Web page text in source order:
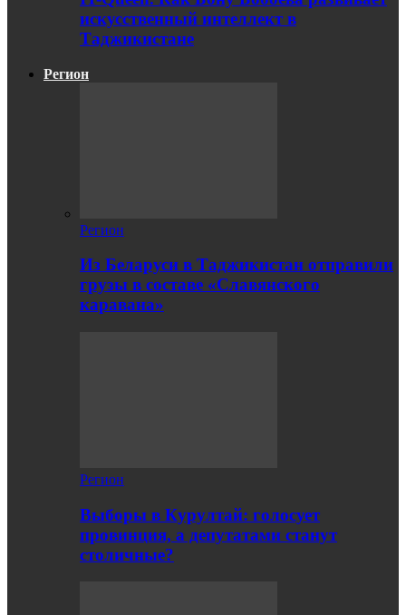
искусственный интеллект в
Таджикистане
Регион
Регион
Из Беларуси в Таджикистан отправили
грузы в составе «Славянского
каравана»
Регион
Выборы в Курултай: голосует
провинция, а депутатами станут
столичные?